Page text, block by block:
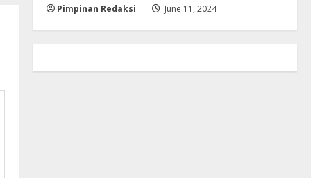
Pimpinan Redaksi June 11, 2024